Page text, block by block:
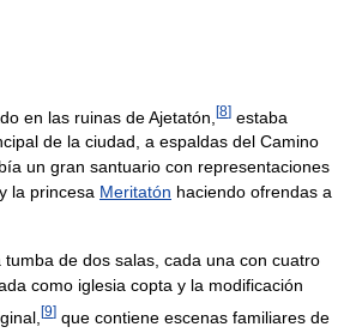
en las ruinas de Ajetatón, [8] estaba
de la ciudad, a espaldas del Camino
un gran santuario con representaciones
la princesa Meritatón haciendo ofrendas a
de dos salas, cada una con cuatro
como iglesia copta y la modificación
[9] que contiene escenas familiares de